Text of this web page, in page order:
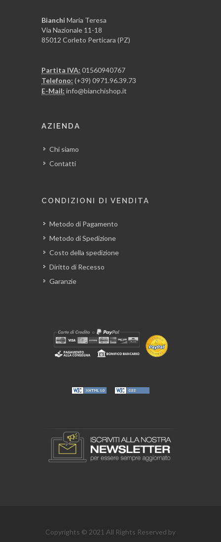
Bianchi Maria Teresa
Via Nazionale 11-18
85012 Corleto Perticara (PZ)
Partita IVA: 01560940767
Telefono: (+39) 0971.96.39.73
E-Mail: info@bianchishop.it
AZIENDA
Chi siamo
Contatti
CONDIZIONI DI VENDITA
Metodo di Pagamento
Metodo di Spedizione
Costo della spedizione
Diritto di Recesso
Garanzie
Copyrights © 2021 All Rights Reserved by